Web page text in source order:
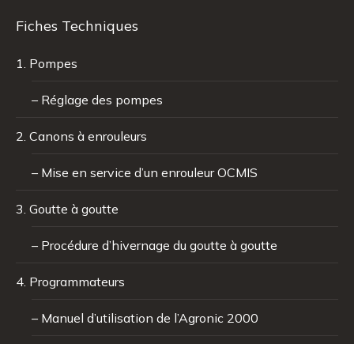
Fiches Techniques
1. Pompes
– Réglage des pompes
2. Canons à enrouleurs
– Mise en service d’un enrouleur OCMIS
3. Goutte à goutte
– Procédure d’hivernage du goutte à goutte
4. Programmateurs
– Manuel d’utilisation de l’Agronic 2000